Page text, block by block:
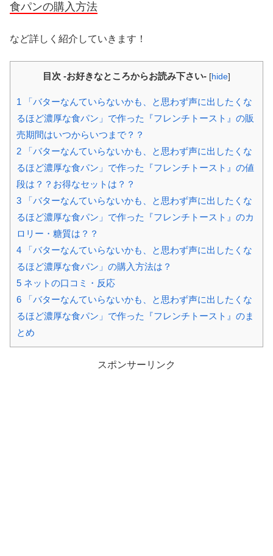
食パンの購入方法
など詳しく紹介していきます！
目次 -お好きなところからお読み下さい- [hide]
1 「バターなんていらないかも、と思わず声に出したくな
るほど濃厚な食パン」で作った『フレンチトースト』の販
売期間はいつからいつまで？？
2 「バターなんていらないかも、と思わず声に出したくな
るほど濃厚な食パン」で作った『フレンチトースト』の値
段は？？お得なセットは？？
3 「バターなんていらないかも、と思わず声に出したくな
るほど濃厚な食パン」で作った『フレンチトースト』のカ
ロリー・糖質は？？
4 「バターなんていらないかも、と思わず声に出したくな
るほど濃厚な食パン」の購入方法は？
5 ネットの口コミ・反応
6 「バターなんていらないかも、と思わず声に出したくな
るほど濃厚な食パン」で作った『フレンチトースト』のま
とめ
スポンサーリンク